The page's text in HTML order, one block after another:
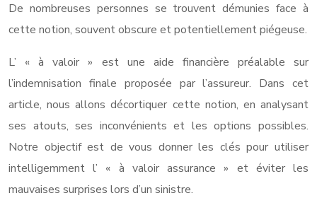
De nombreuses personnes se trouvent démunies face à
cette notion, souvent obscure et potentiellement piégeuse.
L’ « à valoir » est une aide financière préalable sur
l’indemnisation finale proposée par l’assureur. Dans cet
article, nous allons décortiquer cette notion, en analysant
ses atouts, ses inconvénients et les options possibles.
Notre objectif est de vous donner les clés pour utiliser
intelligemment l’ « à valoir assurance » et éviter les
mauvaises surprises lors d’un sinistre.